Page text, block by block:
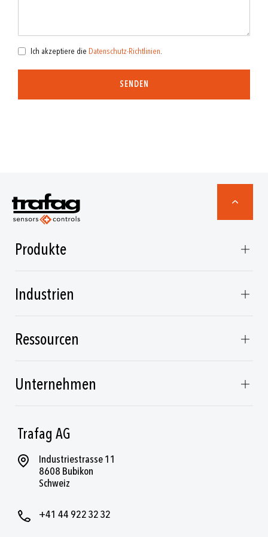
Ich akzeptiere die Datenschutz-Richtlinien.
SENDEN
Trafag AG
Industriestrasse 11
8608 Bubikon
Schweiz
+41 44 922 32 32
Produkte
Industrien
Ressourcen
Unternehmen